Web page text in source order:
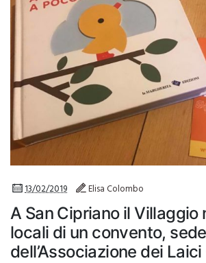
13/02/2019 Elisa Colombo
A San Cipriano il Villaggio
locali di un convento, sede
dell’Associazione dei